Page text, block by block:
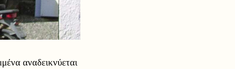
αναδεικνύεται